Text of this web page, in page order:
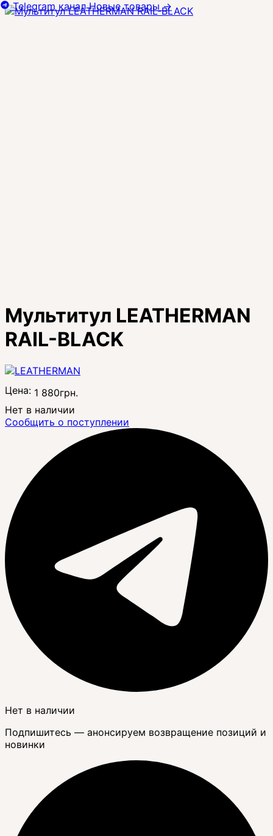
Мультитул LEATHERMAN
RAIL-BLACK
Цена: 1 880грн.
Нет в наличии
Сообщить о поступлении
Нет в наличии
Подпишитесь — анонсируем возвращение позиций и
новинки
Telegram канал Новые товары→